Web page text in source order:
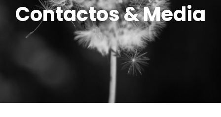
Contactos & Media